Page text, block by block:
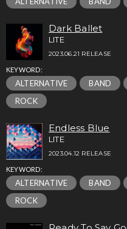
Dark Ballet
LITE
2023.06.21 RELEASE
KEYWORD:
ALTERNATIVE BAND
ROCK
Endless Blue
LITE
2023.04.12 RELEASE
KEYWORD:
ALTERNATIVE BAND
ROCK